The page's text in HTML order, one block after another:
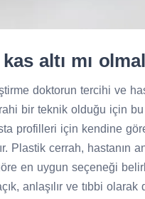
altı mı
doktorun tercihi ve
bir teknik olduğu için
profilleri için kendine
Plastik cerrah, hastanın
en uygun seçeneği
anlaşılır ve tıbbi olarak